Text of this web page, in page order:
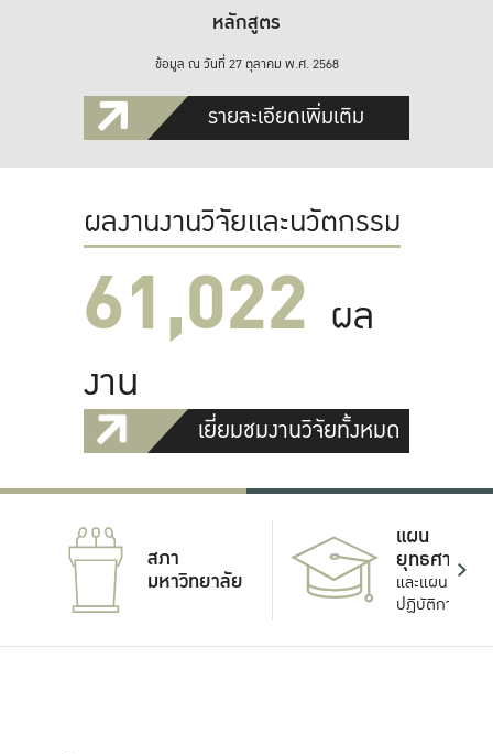
หลักสูตร
ข้อมูล ณ วันที่ 27 ตุลาคม พ.ศ. 2568
รายละเอียดเพิ่มเติม
ผลงานงานวิจัยและนวัตกรรม
61,022 ผล
งาน
เยี่ยมชมงานวิจัยทั้งหมด
สภา
มหาวิทยาลัย
แผน
ยุทธศาสตร์
และแผน
ปฏิบัติการ